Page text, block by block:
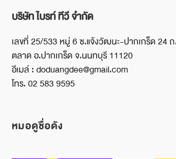
บริษัท ไบรท์ ทีวี จำกัด
เลขที่ 25/533 หมู่ 6 ซ.แจ้งวัฒนะ-ปากเกร็ด 24
ตลาด อ.ปากเกร็ด จ.นนทบุรี 11120
อีเมล์ : doduangdee@gmail.com
โทร. 02 583 9595
หมอดูชื่อดัง